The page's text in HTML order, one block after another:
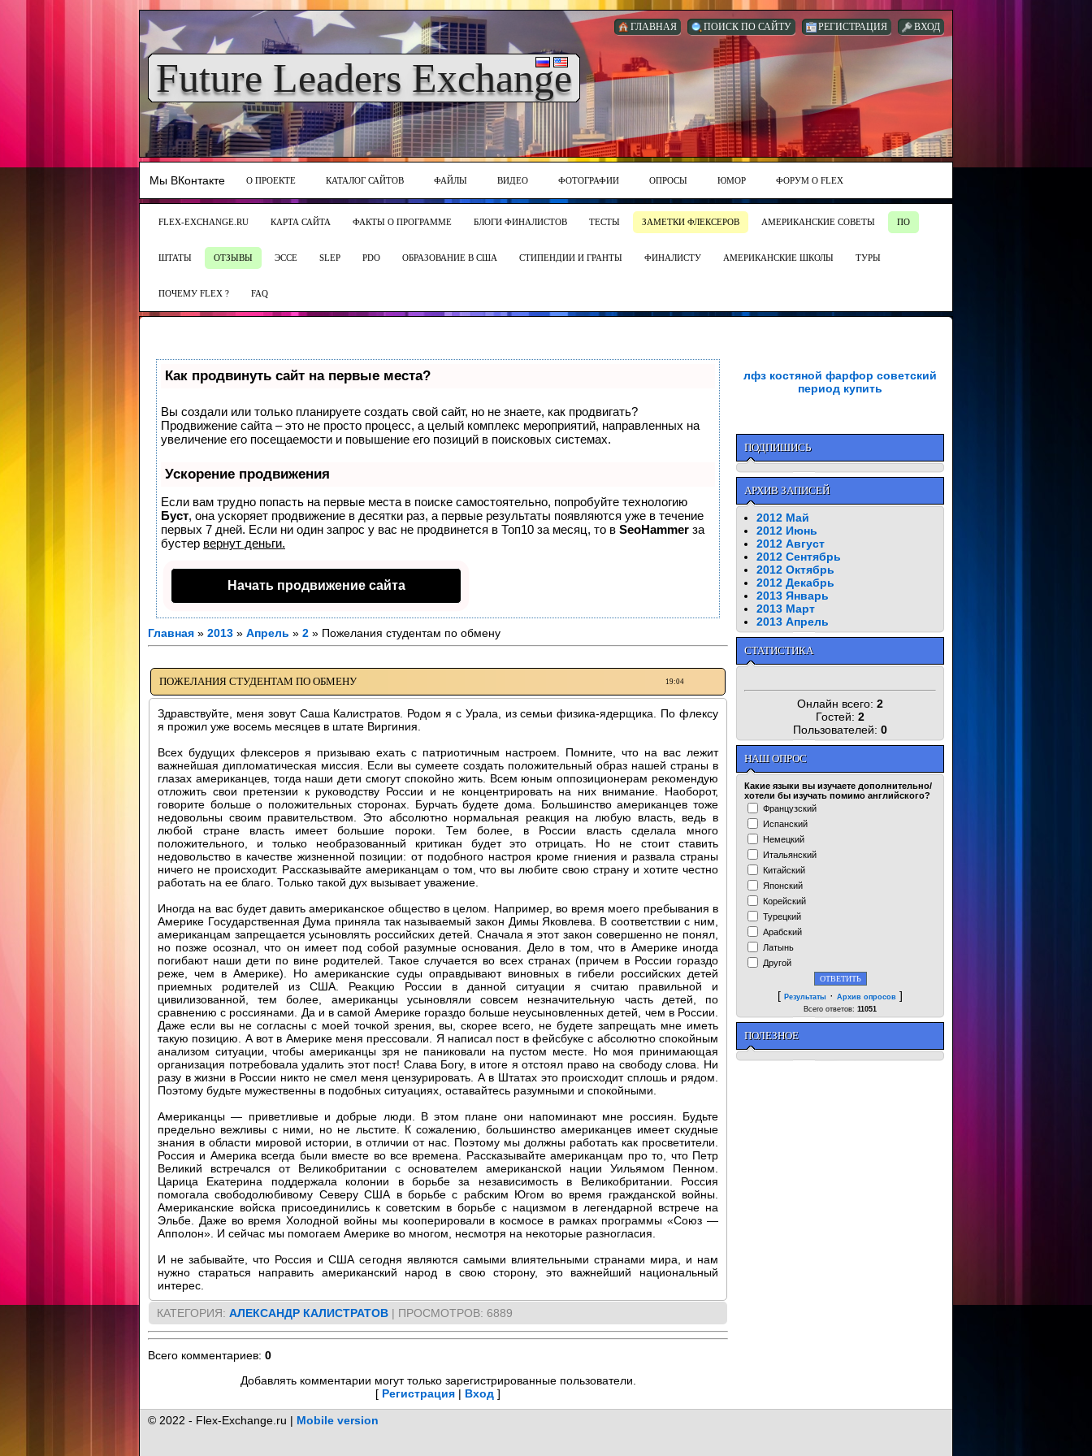
ВХОД
РЕГИСТРАЦИЯ
ПОИСК ПО САЙТУ
ГЛАВНАЯ
Future Leaders Exchange
Мы ВКонтакте О ПРОЕКТЕ КАТАЛОГ САЙТОВ ФАЙЛЫ ВИДЕО ФОТОГРАФИИ ОПРОСЫ ЮМОР ФОРУМ О FLEX
FLEX-EXCHANGE.RU КАРТА САЙТА ФАКТЫ О ПРОГРАММЕ БЛОГИ ФИНАЛИСТОВ ТЕСТЫ ЗАМЕТКИ ФЛЕКСЕРОВ АМЕРИКАНСКИЕ СОВЕТЫ ПО
ШТАТЫ ОТЗЫВЫ ЭССЕ SLEP PDO ОБРАЗОВАНИЕ В США СТИПЕНДИИ И ГРАНТЫ ФИНАЛИСТУ АМЕРИКАНСКИЕ ШКОЛЫ ТУРЫ
ПОЧЕМУ FLEX ? FAQ
Как продвинуть сайт на первые места?
Вы создали или только планируете создать свой сайт, но не знаете, как продвигать?
Продвижение сайта – это не просто процесс, а целый комплекс мероприятий, направленных на
увеличение его посещаемости и повышение его позиций в поисковых системах.
Ускорение продвижения
Если вам трудно попасть на первые места в поиске самостоятельно, попробуйте технологию
Буст, она ускоряет продвижение в десятки раз, а первые результаты появляются уже в течение
первых 7 дней. Если ни один запрос у вас не продвинется в Топ10 за месяц, то в SeoHammer за
бустер вернут деньги.
Начать продвижение сайта
Главная » 2013 » Апрель » 2 » Пожелания студентам по обмену
19:04
ПОЖЕЛАНИЯ СТУДЕНТАМ ПО ОБМЕНУ
Здравствуйте, меня зовут Саша Калистратов. Родом я с Урала, из семьи физика-ядерщика. По флексу
я прожил уже восемь месяцев в штате Виргиния.
Всех будущих флексеров я призываю ехать с патриотичным настроем. Помните, что на вас лежит
важнейшая дипломатическая миссия. Если вы сумеете создать положительный образ нашей страны в
глазах американцев, тогда наши дети смогут спокойно жить. Всем юным оппозиционерам рекомендую
отложить свои претензии к руководству России и не концентрировать на них внимание. Наоборот,
говорите больше о положительных сторонах. Бурчать будете дома. Большинство американцев тоже
недовольны своим правительством. Это абсолютно нормальная реакция на любую власть, ведь в
любой стране власть имеет большие пороки. Тем более, в России власть сделала много
положительного, и только необразованный критикан будет это отрицать. Но не стоит ставить
недовольство в качестве жизненной позиции: от подобного настроя кроме гниения и развала страны
ничего не происходит. Рассказывайте американцам о том, что вы любите свою страну и хотите честно
работать на ее благо. Только такой дух вызывает уважение.
Иногда на вас будет давить американское общество в целом. Например, во время моего пребывания в
Америке Государственная Дума приняла так называемый закон Димы Яковлева. В соответствии с ним,
американцам запрещается усыновлять российских детей. Сначала я этот закон совершенно не понял,
но позже осознал, что он имеет под собой разумные основания. Дело в том, что в Америке иногда
погибают наши дети по вине родителей. Такое случается во всех странах (причем в России гораздо
реже, чем в Америке). Но американские суды оправдывают виновных в гибели российских детей
приемных родителей из США. Реакцию России в данной ситуации я считаю правильной и
цивилизованной, тем более, американцы усыновляли совсем незначительную часть детей, по
сравнению с россиянами. Да и в самой Америке гораздо больше неусыновленных детей, чем в России.
Даже если вы не согласны с моей точкой зрения, вы, скорее всего, не будете запрещать мне иметь
такую позицию. А вот в Америке меня прессовали. Я написал пост в фейсбуке с абсолютно спокойным
анализом ситуации, чтобы американцы зря не паниковали на пустом месте. Но моя принимающая
организация потребовала удалить этот пост! Слава Богу, в итоге я отстоял право на свободу слова. Ни
разу в жизни в России никто не смел меня цензурировать. А в Штатах это происходит сплошь и рядом.
Поэтому будьте мужественны в подобных ситуациях, оставайтесь разумными и спокойными.
Американцы — приветливые и добрые люди. В этом плане они напоминают мне россиян. Будьте
предельно вежливы с ними, но не льстите. К сожалению, большинство американцев имеет скудные
знания в области мировой истории, в отличии от нас. Поэтому мы должны работать как просветители.
Россия и Америка всегда были вместе во все времена. Рассказывайте американцам про то, что Петр
Великий встречался от Великобритании с основателем американской нации Уильямом Пенном.
Царица Екатерина поддержала колонии в борьбе за независимость в Великобритании. Россия
помогала свободолюбивому Северу США в борьбе с рабским Югом во время гражданской войны.
Американские войска присоединились к советским в борьбе с нацизмом в легендарной встрече на
Эльбе. Даже во время Холодной войны мы кооперировали в космосе в рамках программы «Союз —
Апполон». И сейчас мы помогаем Америке во многом, несмотря на некоторые разногласия.
И не забывайте, что Россия и США сегодня являются самыми влиятельными странами мира, и нам
нужно стараться направить американский народ в свою сторону, это важнейший национальный
интерес.
КАТЕГОРИЯ: АЛЕКСАНДР КАЛИСТРАТОВ | ПРОСМОТРОВ: 6889
Всего комментариев: 0
Добавлять комментарии могут только зарегистрированные пользователи.
[ Регистрация | Вход ]
лфз костяной фарфор советский
период купить
ПОДПИШИСЬ
АРХИВ ЗАПИСЕЙ
2012 Май
2012 Июнь
2012 Август
2012 Сентябрь
2012 Октябрь
2012 Декабрь
2013 Январь
2013 Март
2013 Апрель
СТАТИСТИКА
Онлайн всего: 2
Гостей: 2
Пользователей: 0
НАШ ОПРОС
Какие языки вы изучаете дополнительно/
хотели бы изучать помимо английского?
Французский
Испанский
Немецкий
Итальянский
Китайский
Японский
Корейский
Турецкий
Арабский
Латынь
Другой
[ Результаты · Архив опросов ]
Всего ответов: 11051
ПОЛЕЗНОЕ
© 2022 - Flex-Exchange.ru | Mobile version